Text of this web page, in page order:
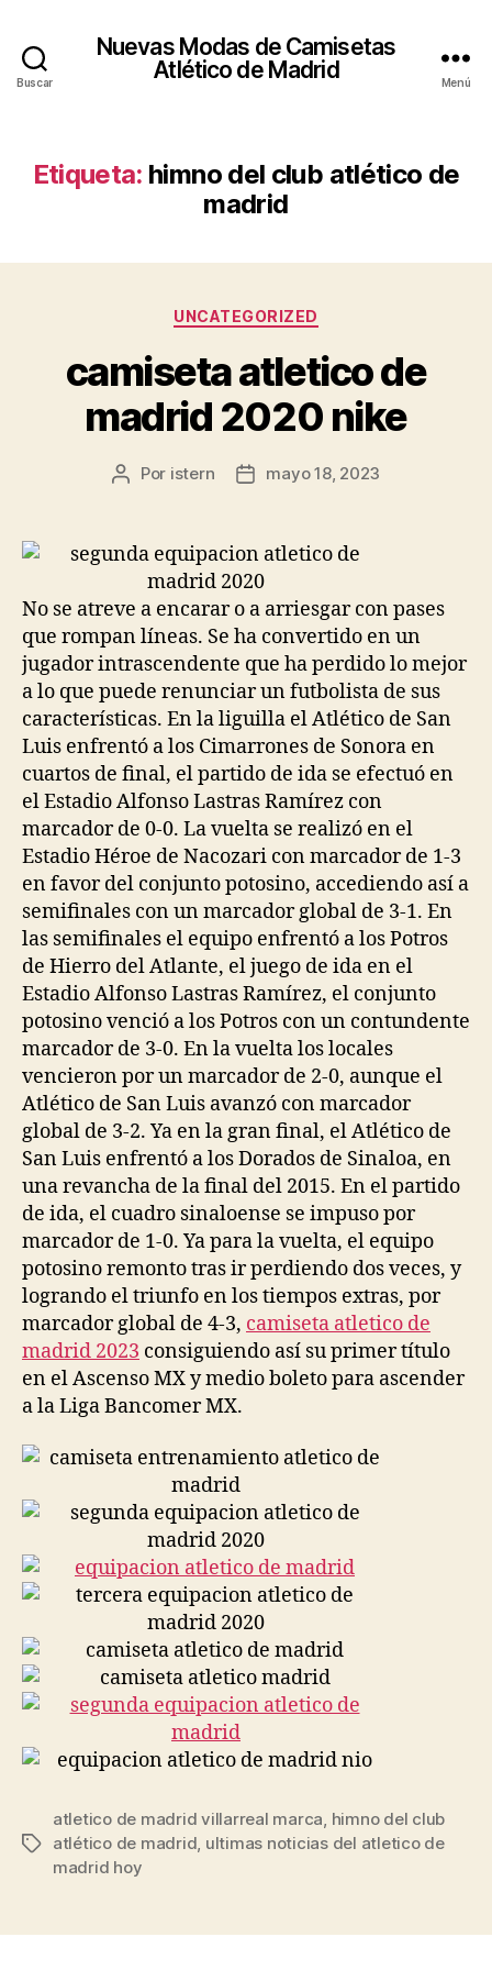
Buscar
Nuevas Modas de Camisetas
Atlético de Madrid
Menú
Etiqueta: himno del club atlético de
madrid
Categorías
UNCATEGORIZED
camiseta atletico de
madrid 2020 nike
Autor
entrada
Por istern
Fecha
entrada
mayo 18, 2023
No se atreve a encarar o a arriesgar con pases
que rompan líneas. Se ha convertido en un
jugador intrascendente que ha perdido lo mejor
a lo que puede renunciar un futbolista de sus
características. En la liguilla el Atlético de San
Luis enfrentó a los Cimarrones de Sonora en
cuartos de final, el partido de ida se efectuó en
el Estadio Alfonso Lastras Ramírez con
marcador de 0-0. La vuelta se realizó en el
Estadio Héroe de Nacozari con marcador de 1-3
en favor del conjunto potosino, accediendo así a
semifinales con un marcador global de 3-1. En
las semifinales el equipo enfrentó a los Potros
de Hierro del Atlante, el juego de ida en el
Estadio Alfonso Lastras Ramírez, el conjunto
potosino venció a los Potros con un contundente
marcador de 3-0. En la vuelta los locales
vencieron por un marcador de 2-0, aunque el
Atlético de San Luis avanzó con marcador
global de 3-2. Ya en la gran final, el Atlético de
San Luis enfrentó a los Dorados de Sinaloa, en
una revancha de la final del 2015. En el partido
de ida, el cuadro sinaloense se impuso por
marcador de 1-0. Ya para la vuelta, el equipo
potosino remonto tras ir perdiendo dos veces, y
logrando el triunfo en los tiempos extras, por
marcador global de 4-3, camiseta atletico de
madrid 2023 consiguiendo así su primer título
en el Ascenso MX y medio boleto para ascender
a la Liga Bancomer MX.
Etiquetas
atletico de madrid villarreal marca, himno del club
atlético de madrid, ultimas noticias del atletico de
madrid hoy